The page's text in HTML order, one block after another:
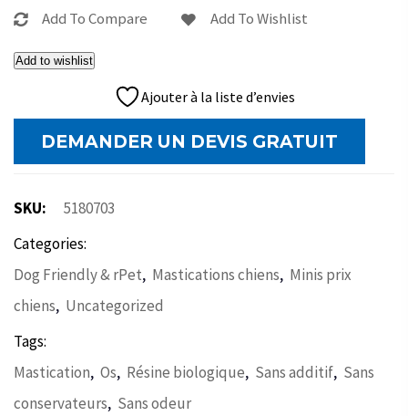
Add To Compare Add To Wishlist
Add to wishlist
Ajouter à la liste d’envies
DEMANDER UN DEVIS GRATUIT
SKU:
5180703
Categories:
Dog Friendly & rPet, Mastications chiens, Minis prix
chiens, Uncategorized
Tags:
Mastication, Os, Résine biologique, Sans additif, Sans
conservateurs, Sans odeur